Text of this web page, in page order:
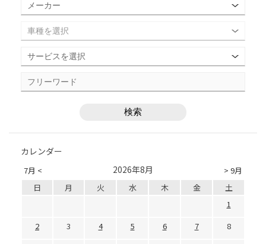
カレンダー
7月 < > 9月
2026年8月
日 月 火 水 木 金
土
1
2
3 4 5 6 7
8